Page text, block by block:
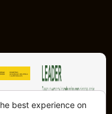
best experience on